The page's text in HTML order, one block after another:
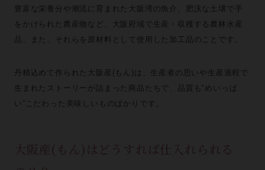
豊富な栄養分や潮流に育まれた大阪湾の魚介、肥沃な土壌で手
をかけられた農産物など、大阪府域で生産・収穫する農林水産
品、また、それらを原材料として使用した加工品のことです。
丹精込めて作られた大阪産(もん)は、生産者の思いや生産過程で
生まれたストーリーが詰まった商品たちで、品質も“めいっぱ
い”こだわった美味しいものばかりです。
大阪産(もん)はどうすれば仕入れられる